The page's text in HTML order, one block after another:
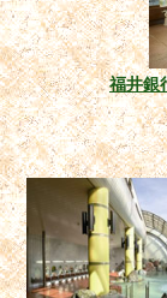
福井銀